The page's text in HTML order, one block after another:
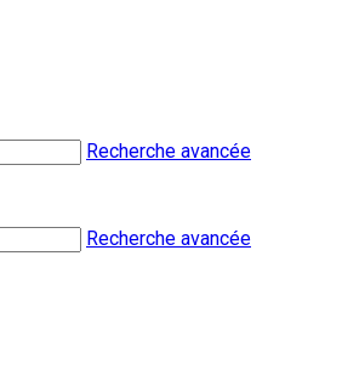
Recherche avancée
Recherche avancée